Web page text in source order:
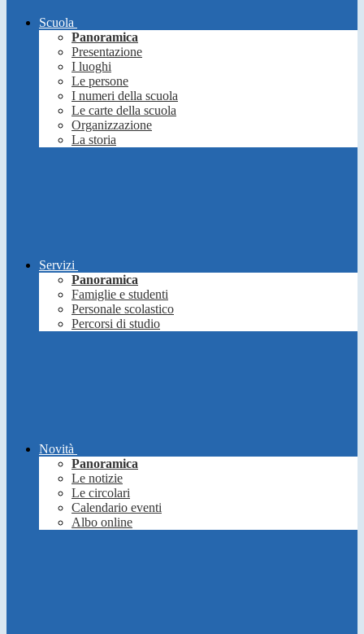
Scuola
Panoramica
Presentazione
I luoghi
Le persone
I numeri della scuola
Le carte della scuola
Organizzazione
La storia
Servizi
Panoramica
Famiglie e studenti
Personale scolastico
Percorsi di studio
Novità
Panoramica
Le notizie
Le circolari
Calendario eventi
Albo online